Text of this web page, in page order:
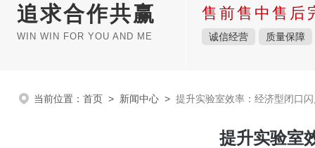
追求合作共赢
WIN WIN FOR YOU AND ME
售前售中售后
诚信经营 质量保障
当前位置： 首页 > 新闻中心 > 提升实验室效率：经济型闭口
提升实验室